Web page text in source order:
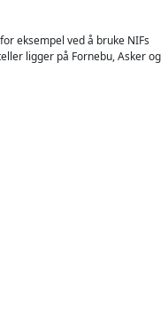
eksempel ved å bruke NIFs
ligger på Fornebu, Asker og